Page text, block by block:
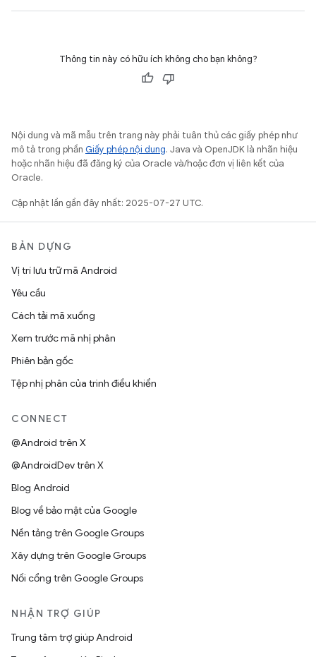
Thông tin này có hữu ích không cho bạn không?
Nội dung và mã mẫu trên trang này phải tuân thủ các giấy phép như
mô tả trong phần Giấy phép nội dung. Java và OpenJDK là nhãn hiệu
hoặc nhãn hiệu đã đăng ký của Oracle và/hoặc đơn vị liên kết của
Oracle.
Cập nhật lần gần đây nhất: 2025-07-27 UTC.
BẢN DỰNG
Vị trí lưu trữ mã Android
Yêu cầu
Cách tải mã xuống
Xem trước mã nhị phân
Phiên bản gốc
Tệp nhị phân của trình điều khiển
CONNECT
@Android trên X
@AndroidDev trên X
Blog Android
Blog về bảo mật của Google
Nền tảng trên Google Groups
Xây dựng trên Google Groups
Nối cổng trên Google Groups
NHẬN TRỢ GIÚP
Trung tâm trợ giúp Android